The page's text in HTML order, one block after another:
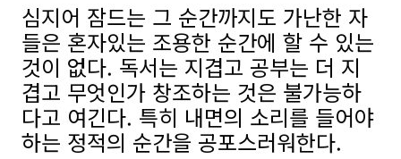
심지어 잠드는 그 순간까지도 가난한 자
들은 혼자있는 조용한 순간에 할 수 있는
것이 없다. 독서는 지겹고 공부는 더 지
겹고 무엇인가 창조하는 것은 불가능하
다고 여긴다. 특히 내면의 소리를 들어야
하는 정적의 순간을 공포스러워한다.